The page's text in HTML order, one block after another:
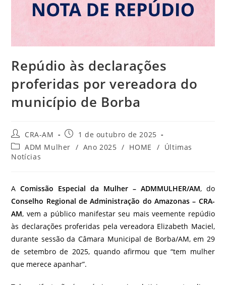
Repúdio às declarações
proferidas por vereadora do
município de Borba
CRA-AM
1 de outubro de 2025
ADM Mulher / Ano 2025 / HOME / Últimas
Notícias
AComissão Especial da Mulher – ADMMULHER/AM, do
Conselho Regional de Administração do Amazonas – CRA-
AM, vem a público manifestar seu mais veemente repúdio
às declarações proferidas pela vereadora Elizabeth Maciel,
durante sessão da Câmara Municipal de Borba/AM, em 29
de setembro de 2025, quando afirmou que “tem mulher
que merece apanhar”.